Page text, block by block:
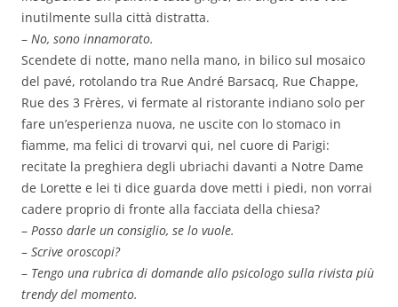
inutilmente sulla città distratta.
– No, sono innamorato.
Scendete di notte, mano nella mano, in bilico sul mosaico
del pavé, rotolando tra Rue André Barsacq, Rue Chappe,
Rue des 3 Frères, vi fermate al ristorante indiano solo per
fare un’esperienza nuova, ne uscite con lo stomaco in
fiamme, ma felici di trovarvi qui, nel cuore di Parigi:
recitate la preghiera degli ubriachi davanti a Notre Dame
de Lorette e lei ti dice guarda dove metti i piedi, non vorrai
cadere proprio di fronte alla facciata della chiesa?
– Posso darle un consiglio, se lo vuole.
– Scrive oroscopi?
– Tengo una rubrica di domande allo psicologo sulla rivista più
trendy del momento.